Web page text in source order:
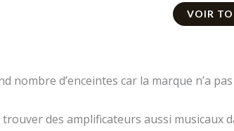
VOIR
nombre d’enceintes car la marque n’a
des amplificateurs aussi musicaux